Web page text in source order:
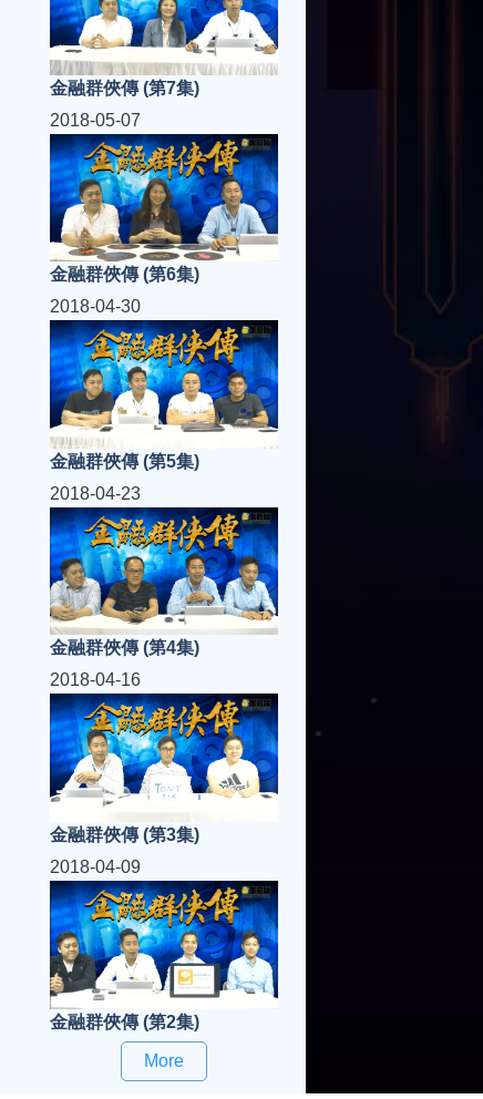
金融群俠傳 (第7集)
2018-05-07
金融群俠傳 (第6集)
2018-04-30
金融群俠傳 (第5集)
2018-04-23
金融群俠傳 (第4集)
2018-04-16
金融群俠傳 (第3集)
2018-04-09
金融群俠傳 (第2集)
More